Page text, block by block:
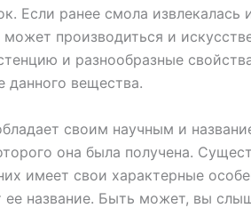
Если ранее смола извлекалась
может производиться и
и разнообразные
данного вещества.
своим научным и
она была получена.
имеет свои характерные
ее название. Быть может, вы